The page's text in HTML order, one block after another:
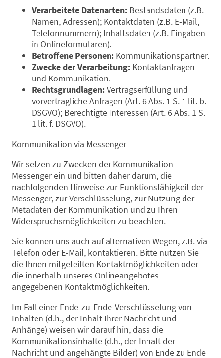
Verarbeitete Datenarten: Bestandsdaten (z.B.
Namen, Adressen); Kontaktdaten (z.B. E-Mail,
Telefonnummern); Inhaltsdaten (z.B. Eingaben
in Onlineformularen).
Betroffene Personen: Kommunikationspartner.
Zwecke der Verarbeitung: Kontaktanfragen
und Kommunikation.
Rechtsgrundlagen:Vertragserfüllung und
vorvertragliche Anfragen (Art. 6 Abs. 1 S. 1 lit. b.
DSGVO); Berechtigte Interessen (Art. 6 Abs. 1 S.
1 lit. f. DSGVO).
Kommunikation via Messenger
Wir setzen zu Zwecken der Kommunikation
Messenger ein und bitten daher darum, die
nachfolgenden Hinweise zur Funktionsfähigkeit der
Messenger, zur Verschlüsselung, zur Nutzung der
Metadaten der Kommunikation und zu Ihren
Widerspruchsmöglichkeiten zu beachten.
Sie können uns auch auf alternativen Wegen, z.B. via
Telefon oder E-Mail, kontaktieren. Bitte nutzen Sie
die Ihnen mitgeteilten Kontaktmöglichkeiten oder
die innerhalb unseres Onlineangebotes
angegebenen Kontaktmöglichkeiten.
Im Fall einer Ende-zu-Ende-Verschlüsselung von
Inhalten (d.h., der Inhalt Ihrer Nachricht und
Anhänge) weisen wir darauf hin, dass die
Kommunikationsinhalte (d.h., der Inhalt der
Nachricht und angehängte Bilder) von Ende zu Ende